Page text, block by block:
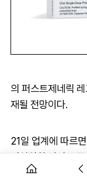
의 퍼스트제네릭
재될 전망이다.
21일 업계에 따르
의위원회 심의를
이다.